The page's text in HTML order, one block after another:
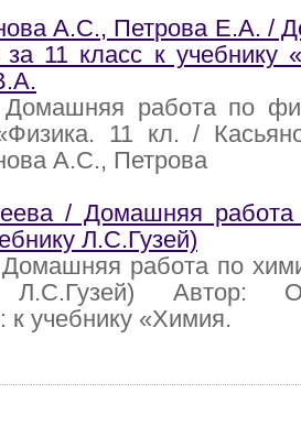
А.С., Петрова Е.А. /
11 класс к учебнику
Домашняя работа по
11 кл. /
А.С., Петрова
/ Домашняя работа
Л.С.Гузей)
работа по
Л.С.Гузей) Автор:
к учебнику «Химия.